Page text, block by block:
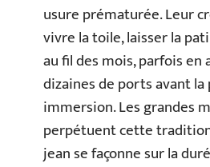
usure prématurée. Leur
vivre la toile, laisser la
au fil des mois, parfois
dizaines de ports avant
immersion. Les grandes
perpétuent cette
jean se façonne sur la